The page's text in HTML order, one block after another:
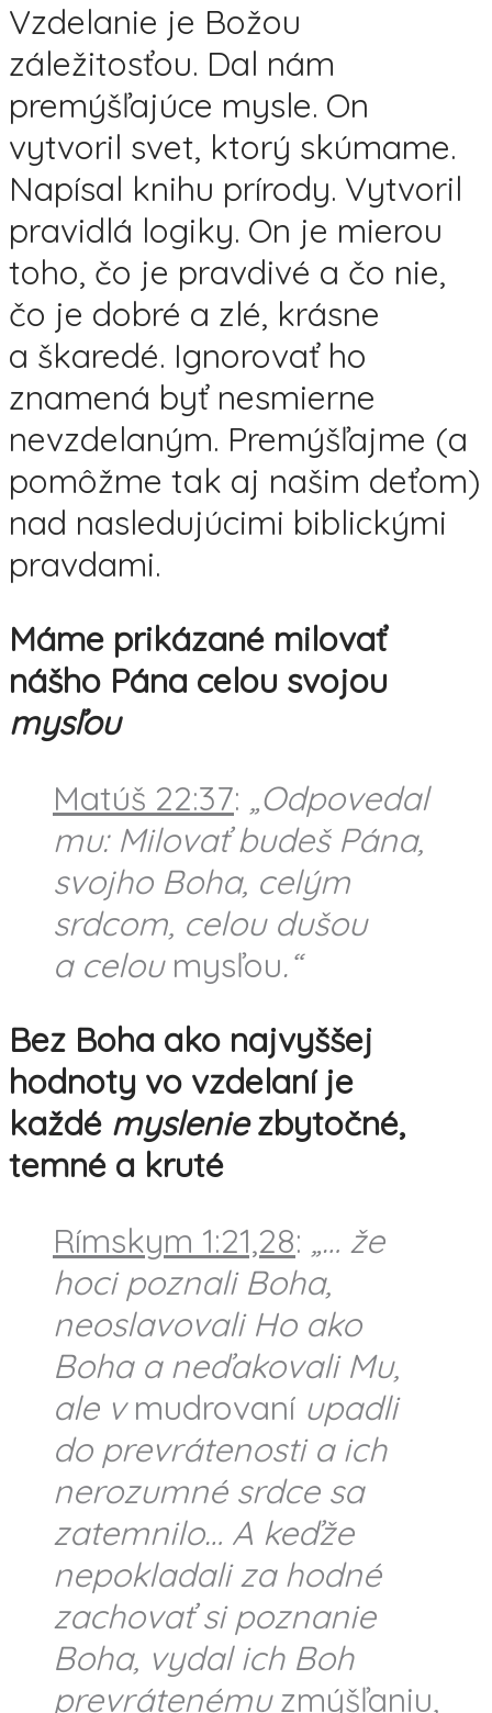
Vzdelanie je Božou
záležitosťou. Dal nám
premýšľajúce mysle. On
vytvoril svet, ktorý skúmame.
Napísal knihu prírody. Vytvoril
pravidlá logiky. On je mierou
toho, čo je pravdivé a čo nie,
čo je dobré a zlé, krásne
a škaredé. Ignorovať ho
znamená byť nesmierne
nevzdelaným. Premýšľajme (a
pomôžme tak aj našim deťom)
nad nasledujúcimi biblickými
pravdami.
Máme prikázané milovať
nášho Pána celou svojou
mysľou
Matúš 22:37: „Odpovedal
mu: Milovať budeš Pána,
svojho Boha, celým
srdcom, celou dušou
a celou mysľou.“
Bez Boha ako najvyššej
hodnoty vo vzdelaní je
každé mysleniezbytočné,
temné a kruté
Rímskym 1:21,28: „… že
hoci poznali Boha,
neoslavovali Ho ako
Boha a neďakovali Mu,
ale vmudrovaní upadli
do prevrátenosti a ich
nerozumné srdce sa
zatemnilo… A keďže
nepokladali za hodné
zachovať si poznanie
Boha, vydal ich Boh
prevrátenémuzmýšľaniu,